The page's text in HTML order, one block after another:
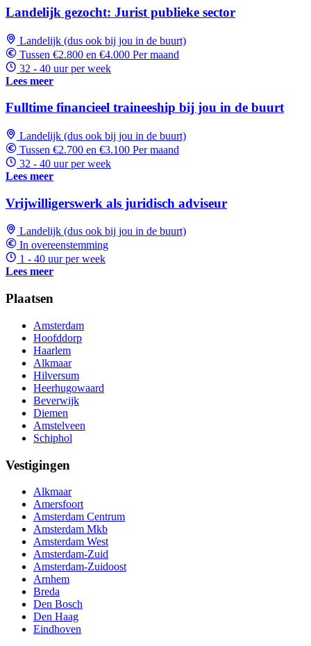
Landelijk gezocht: Jurist publieke sector
Landelijk (dus ook bij jou in de buurt)
Tussen €2.800 en €4.000 Per maand
32 - 40 uur per week
Lees meer
Fulltime financieel traineeship bij jou in de buurt
Landelijk (dus ook bij jou in de buurt)
Tussen €2.700 en €3.100 Per maand
32 - 40 uur per week
Lees meer
Vrijwilligerswerk als juridisch adviseur
Landelijk (dus ook bij jou in de buurt)
In overeenstemming
1 - 40 uur per week
Lees meer
Plaatsen
Amsterdam
Hoofddorp
Haarlem
Alkmaar
Hilversum
Heerhugowaard
Beverwijk
Diemen
Amstelveen
Schiphol
Vestigingen
Alkmaar
Amersfoort
Amsterdam Centrum
Amsterdam Mkb
Amsterdam West
Amsterdam-Zuid
Amsterdam-Zuidoost
Arnhem
Breda
Den Bosch
Den Haag
Eindhoven